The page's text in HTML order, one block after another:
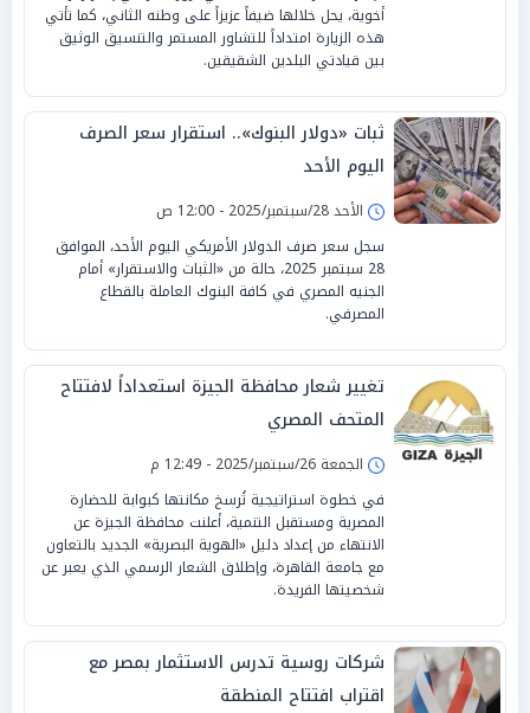
أخوية، يحل خلالها ضيفاً عزيزاً على وطنه الثاني، كما تأتي
هذه الزيارة امتداداً للتشاور المستمر والتنسيق الوثيق
بين قيادتي البلدين الشقيقين.
ثبات «دولار البنوك».. استقرار سعر الصرف
اليوم الأحد
الأحد 28/سبتمبر/2025 - 12:00 ص
سجل سعر صرف الدولار الأمريكي اليوم الأحد، الموافق
28 سبتمبر 2025، حالة من «الثبات والاستقرار» أمام
الجنيه المصري في كافة البنوك العاملة بالقطاع
المصرفي.
تغيير شعار محافظة الجيزة استعداداً لافتتاح
المتحف المصري
الجمعة 26/سبتمبر/2025 - 12:49 م
في خطوة استراتيجية تُرسخ مكانتها كبوابة للحضارة
المصرية ومستقبل التنمية، أعلنت محافظة الجيزة عن
الانتهاء من إعداد دليل «الهوية البصرية» الجديد بالتعاون
مع جامعة القاهرة، وإطلاق الشعار الرسمي الذي يعبر عن
شخصيتها الفريدة.
شركات روسية تدرس الاستثمار بمصر مع
اقتراب افتتاح المنطقة